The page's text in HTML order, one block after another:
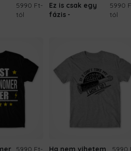
5990 Ft-
tól
Ez is csak egy
fázis
5990
tól
5990 Ft-
Ha nem vihetem
5990